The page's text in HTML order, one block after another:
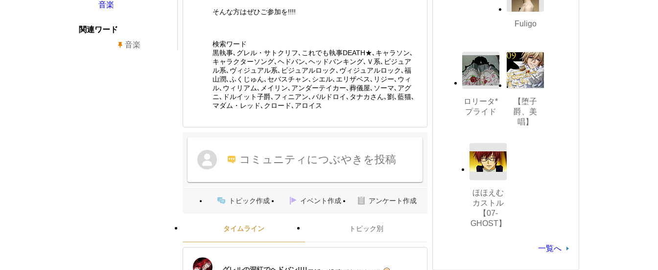
そんな方はぜひご参加を!!!!
検索ワード
黒執事､グレル・サトクリフ､これでも執事DEATH★､キャラソン､
キャラクターソング､ヘドバン､ヘッドバンキング､Ｖ系､ビジュア
ル系､ヴィジュアル系､ビジュアルロック､ヴィジュアルロック､福
山潤､ふくじゅん､セバスチャン､シエル､エリザベス､リジー､ウィ
ル､ウィリアム､メイリン､アンダーテイカー､葬儀屋､ソーマ､アグ
ニ､ドルイット子爵､フィニアン､バルドロイ､タナカさん､劉､藍猫､
マダム・レッド､クロード､アロイス
コミュニティにつぶやきを投稿
トピック作成 イベント作成 アンケート作成
タイムライン トピック別
音楽
関連ワード
音楽
Fuligo
ロリータ*
プライド
【堕子
爵、美
唱】
ほほえむ
カストル
【07-
GHOST】
一覧へ